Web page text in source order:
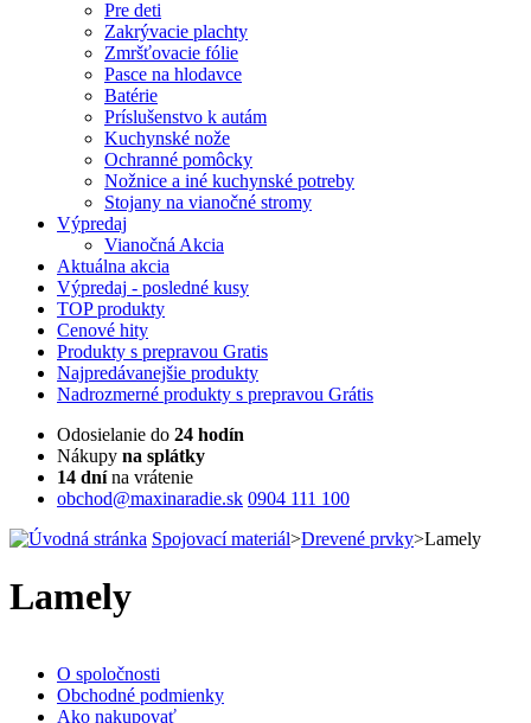
Pre deti
Zakrývacie plachty
Zmršťovacie fólie
Pasce na hlodavce
Batérie
Príslušenstvo k autám
Kuchynské nože
Ochranné pomôcky
Nožnice a iné kuchynské potreby
Stojany na vianočné stromy
Výpredaj
Vianočná Akcia
Aktuálna akcia
Výpredaj - posledné kusy
TOPprodukty
Cenové hity
Produkty s prepravou Gratis
Najpredávanejšie produkty
Nadrozmerné produkty s prepravou Grátis
Odosielanie do 24 hodín
Nákupy na splátky
14 dnína vrátenie
obchod@maxinaradie.sk 0904 111 100
Spojovací materiál>Drevené prvky>Lamely
Lamely
O spoločnosti
Obchodné podmienky
Ako nakupovať